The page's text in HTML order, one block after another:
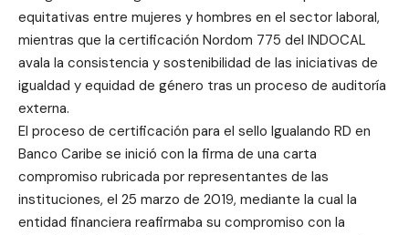
equitativas entre mujeres y hombres en el sector laboral,
mientras que la certificación Nordom 775 del INDOCAL
avala la consistencia y sostenibilidad de las iniciativas de
igualdad y equidad de género tras un proceso de auditoría
externa.
El proceso de certificación para el sello Igualando RD en
Banco Caribe se inició con la firma de una carta
compromiso rubricada por representantes de las
instituciones, el 25 marzo de 2019, mediante la cual la
entidad financiera reafirmaba su compromiso con la